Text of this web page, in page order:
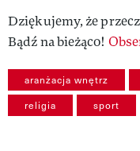
Dziękujemy, że
Bądź na bieżąco!
aranżacja wnętrz
religia sport